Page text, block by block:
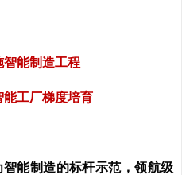
智能制造工程
能工厂梯度培育
能制造的标杆示范，领航级